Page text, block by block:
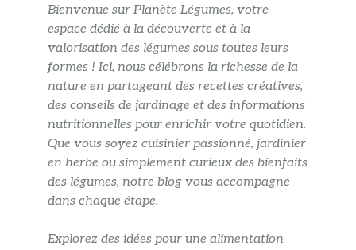
Bienvenue sur Planète Légumes, votre
espace dédié à la découverte et à la
valorisation des légumes sous toutes leurs
formes ! Ici, nous célébrons la richesse de la
nature en partageant des recettes créatives,
des conseils de jardinage et des informations
nutritionnelles pour enrichir votre quotidien.
Que vous soyez cuisinier passionné, jardinier
en herbe ou simplement curieux des bienfaits
des légumes, notre blog vous accompagne
dans chaque étape.
Explorez des idées pour une alimentation